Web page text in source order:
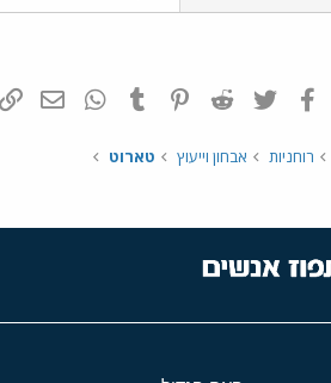
פייסבוק Twitter
Reddit
Pinterest
Tumblr
WhatsApp
רוחניות אבחון וייעוץ טארוט